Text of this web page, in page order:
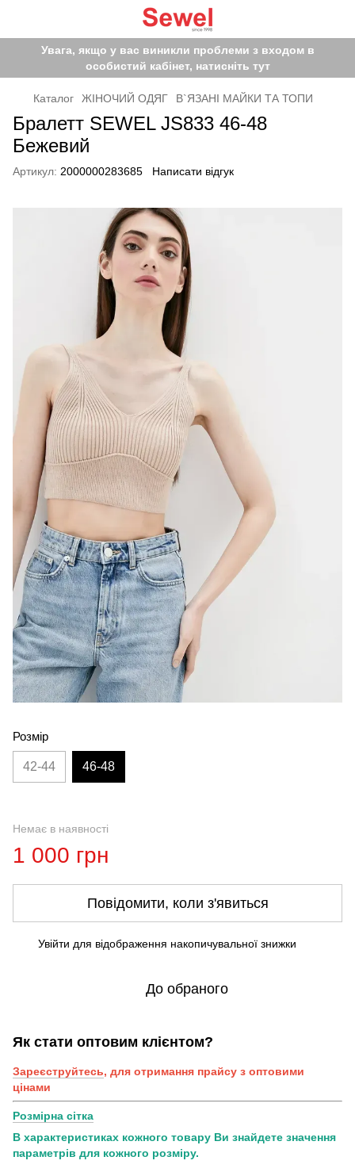
Увага, якщо у вас виникли проблеми з входом в
особистий кабінет, натисніть тут
Каталог ЖІНОЧИЙ ОДЯГ В`ЯЗАНІ МАЙКИ ТА ТОПИ
Бралетт SEWEL JS833 46-48
Бежевий
Артикул: 2000000283685 Написати відгук
Розмір
42-44 46-48
Немає в наявності
1 000 грн
Повідомити, коли з'явиться
Увійти для відображення накопичувальної знижки
До обраного
Як стати оптовим клієнтом?
Зареєструйтесь, для отримання прайсу з оптовими
цінами
Розмірна сітка
В характеристиках кожного товару Ви знайдете значення
параметрів для кожного розміру.